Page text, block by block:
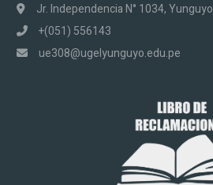
Jr. Independencia N° 1034, Yunguyo
+(051) 556143
ue308@ugelyunguyo.edu.pe